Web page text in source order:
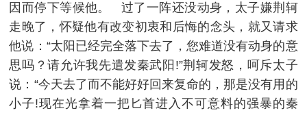
因而停下等候他。 过了一阵还没动身，太子嫌荆轲
走晚了，怀疑他有改变初衷和后悔的念头，就又请求
他说：“太阳已经完全落下去了，您难道没有动身的意
思吗？请允许我先遣发秦武阳!”荆轲发怒，呵斥太子
说：“今天去了而不能好好回来复命的，那是没有用的
小子!现在光拿着一把匕首进入不可意料的强暴的秦